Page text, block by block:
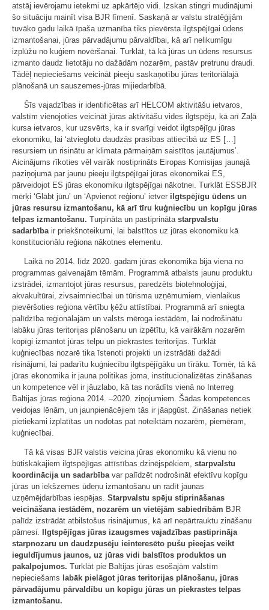
atstāj ievērojamu ietekmi uz apkārtējo vidi. Izskan stingri mudinājumi
šo situāciju mainīt visa BJR līmenī. Saskaņā ar valstu stratēģijām
tuvāko gadu laikā īpaša uzmanība tiks pievērsta ilgtspējīgai ūdens
izmantošanai, jūras pārvadājumu pārvaldībai, kā arī nelikumīgu
izplūžu no kuģiem novēršanai. Turklāt, tā kā jūras un ūdens resursus
izmanto daudz lietotāju no dažādām nozarēm, pastāv pretrunu draudi.
Tādēļ nepieciešams veicināt pieeju saskaņotību jūras teritoriālajā
plānošanā un sauszemes-jūras mijiedarbībā.
Šīs vajadzības ir identificētas arī HELCOM aktivitāšu ietvaros,
valstīm vienojoties veicināt jūras aktivitāšu vides ilgtspēju, kā arī Zaļā
kursa ietvaros, kur uzsvērts, ka ir svarīgi veidot ilgtspējīgu jūras
ekonomiku, lai ‘atvieglotu daudzās prasības attiecībā uz ES […]
resursiem un risinātu ar klimata pārmaiņām saistītos jautājumus’.
Aicinājums rīkoties vēl vairāk nostiprināts Eiropas Komisijas jaunajā
paziņojumā par jaunu pieeju ilgtspējīgai jūras ekonomikai ES,
pārveidojot ES jūras ekonomiku ilgtspējīgai nākotnei. Turklāt ESSBJR
mērķi ‘Glābt jūru’ un ‘Apvienot reģionu’ ietver ilgtspējīgu ūdens un
jūras resursu izmantošanu, kā arī tīru kuģniecību un kopīgu jūras
telpas izmantošanu. Turpināta un pastiprināta starpvalstu
sadarbībair priekšnoteikumi, lai balstītos uz jūras ekonomiku kā
konstitucionālu reģiona nākotnes elementu.
Laikā no 2014. līdz 2020. gadam jūras ekonomika bija viena no
programmas galvenajām tēmām. Programmā atbalsts jaunu produktu
izstrādei, izmantojot jūras resursus, paredzēts biotehnoloģijai,
akvakultūrai, zivsaimniecībai un tūrisma uzņēmumiem, vienlaikus
pievēršoties reģiona vērtību ķēžu attīstībai. Programmā arī sniegta
palīdzība reģionālajām un valsts mēroga iestādēm, lai nodrošinātu
labāku jūras teritorijas plānošanu un izpētītu, kā vairākām nozarēm
kopīgi izmantot jūras telpu un piekrastes teritorijas. Turklāt
kuģniecības nozarē tika īstenoti projekti un izstrādāti dažādi
risinājumi, lai padarītu kuģniecību ilgtspējīgāku un tīrāku. Tomēr, tā kā
jūras ekonomika ir jauna politikas joma, institucionalizētas zināšanas
un kompetence vēl ir jāuzlabo, kā tas norādīts vienā no Interreg
Baltijas jūras reģiona 2014. –2020. ziņojumiem. Šādas kompetences
veidojas lēnām, un jaunpienācējiem tās ir jāapgūst. Zināšanas netiek
pietiekami izplatītas un nodotas pat noteiktām nozarēm, piemēram,
kuģniecībai.
Tā kā visas BJR valstis veicina jūras ekonomiku kā vienu no
būtiskākajiem ilgtspējīgas attīstības dzinējspēkiem, starpvalstu
koordinācija un sadarbībavar palīdzēt nodrošināt efektīvu kopīgu
jūras un iekšzemes ūdeņu izmantošanu un radīt jaunas
uzņēmējdarbības iespējas. Starpvalstu spēju stiprināšanas
veicināšana iestādēm, nozarēm un vietējām sabiedrībām BJR
palīdz izstrādāt atbilstošus risinājumus, kā arī nepārtrauktu zināšanu
pārnesi.
Ilgtspējīgas jūras izaugsmes vajadzības pastiprināja
starpnozaru un daudzpusēju ieinteresēto pušu pieejas veikt
ieguldījumus jaunos, uz jūras vidi balstītos produktos un
pakalpojumos. Turklāt pie Baltijas jūras esošajām valstīm
nepieciešams labāk pielāgot jūras teritorijas plānošanu, jūras
pārvadājumu pārvaldību un kopīgu jūras un piekrastes telpas
izmantošanu.